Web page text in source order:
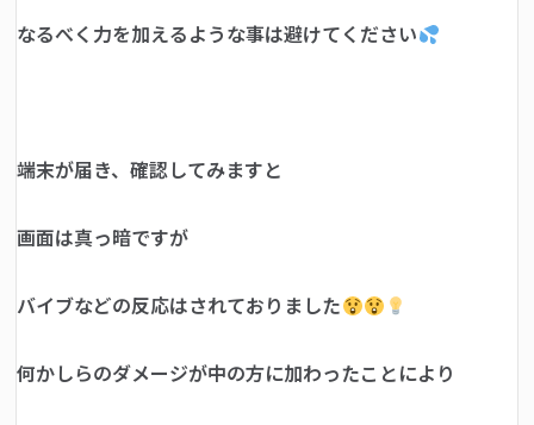
なるべく力を加えるような事は避けてください
端末が届き、確認してみますと
画面は真っ暗ですが
バイブなどの反応はされておりました
何かしらのダメージが中の方に加わったことにより